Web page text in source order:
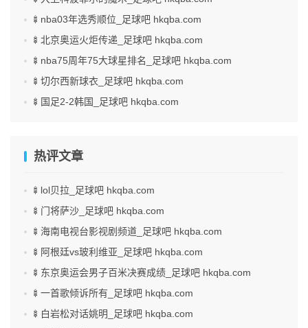
🍢nba03年选秀顺位_足球吧 hkqba.com
🍢北京奥运火炬传递_足球吧 hkqba.com
🍢nba75周年75大球星排名_足球吧 hkqba.com
🍢切尔西新球衣_足球吧 hkqba.com
🍢国足2-2韩国_足球吧 hkqba.com
热评文章
🍢lol贝拉_足球吧 hkqba.com
🍢门将萨沙_足球吧 hkqba.com
🍢海南电视台影视剧频道_足球吧 hkqba.com
🍢阿根廷vs玻利维亚_足球吧 hkqba.com
🍢东京奥运会男子百米决赛成绩_足球吧 hkqba.com
🍢一首歌倾诉所有_足球吧 hkqba.com
🍢白岩松对话姚明_足球吧 hkqba.com